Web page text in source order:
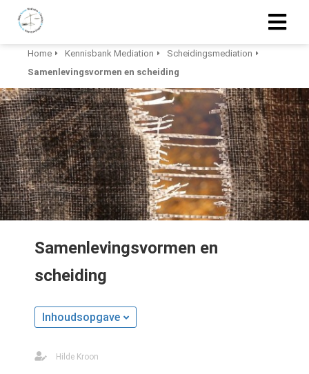
Home Kennisbank Mediation
Scheidingsmediation
Samenlevingsvormen en scheiding
Samenlevingsvormen en
scheiding
Inhoudsopgave
Hilde Kroon